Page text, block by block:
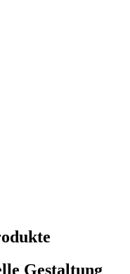
Gestaltung